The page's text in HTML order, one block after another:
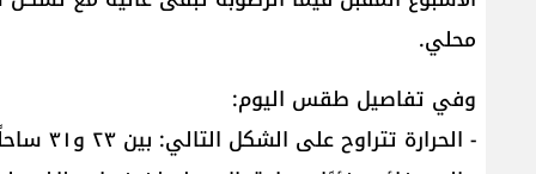
محلي.
وفي تفاصيل طقس اليوم:
- الحرارة تتراوح على الشكل التالي: بين ٢٣ و٣١ ساحلًا وبين ١٣ و٣٣ بقاعًا وبين ١٦ و٢٤ على الـ١٠٠٠ متر